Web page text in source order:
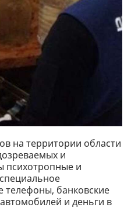
на территории области
и
психотропные и
банковские
и деньги в